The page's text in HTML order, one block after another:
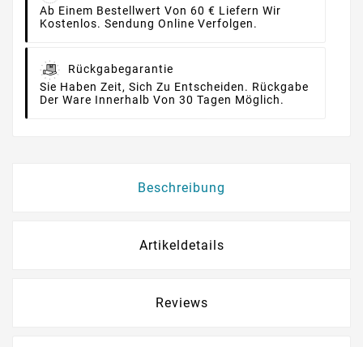
Ab Einem Bestellwert Von 60 € Liefern Wir
Kostenlos. Sendung Online Verfolgen.
Rückgabegarantie
Sie Haben Zeit, Sich Zu Entscheiden. Rückgabe
Der Ware Innerhalb Von 30 Tagen Möglich.
Beschreibung
Artikeldetails
Reviews